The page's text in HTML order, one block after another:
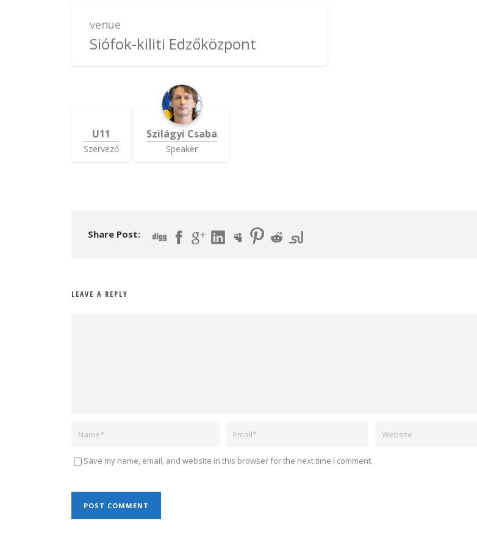
venue
Siófok-kiliti Edzőközpont
U11
Szervező
Szilágyi Csaba
Speaker
Share Post:
LEAVE A REPLY
Save my name, email, and website in this browser for the next time I comment.